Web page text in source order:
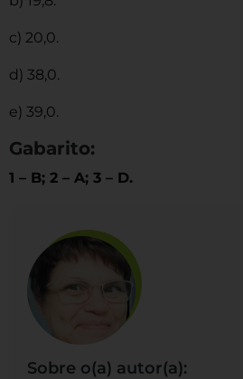
c) 20,0.
d) 38,0.
e) 39,0.
Gabarito:
1 – B; 2 – A; 3 – D.
Sobre o(a) autor(a):